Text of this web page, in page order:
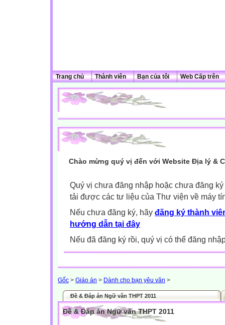
Trang chủ Thành viên Bạn của tôi Web Cấp trên
Chào mừng quý vị đến với Website Địa lý &
Quý vị chưa đăng nhập hoặc chưa đăng
tải được các tư liệu của Thư viện về máy
Nếu chưa đăng ký, hãy đăng ký thành
hướng dẫn tại đây
Nếu đã đăng ký rồi, quý vị có thể đăng
Gốc > Giáo án > Dành cho bạn yêu văn >
Đề & Đáp án Ngữ văn THPT 2011
Đề & Đáp án Ngữ văn THPT 2011